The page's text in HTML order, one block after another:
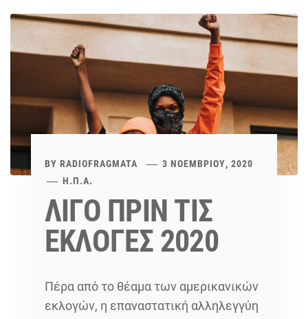
BY RADIOFRAGMATA
3 ΝΟΕΜΒΡΊΟΥ, 2020
Η.Π.Α.
ΛΙΓΟ ΠΡΙΝ ΤΙΣ
ΕΚΛΟΓΕΣ 2020
Πέρα από το θέαμα των αμερικανικών
εκλογών, η επαναστατική αλληλεγγύη